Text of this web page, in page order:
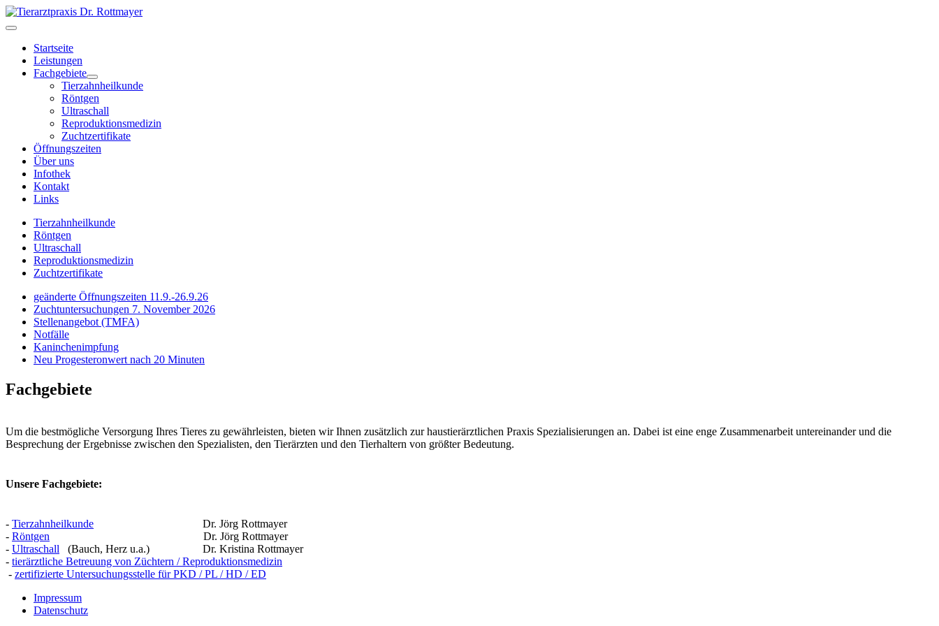
Startseite
Leistungen
Fachgebiete
Tierzahnheilkunde
Röntgen
Ultraschall
Reproduktionsmedizin
Zuchtzertifikate
Öffnungszeiten
Über uns
Infothek
Kontakt
Links
Tierzahnheilkunde
Röntgen
Ultraschall
Reproduktionsmedizin
Zuchtzertifikate
geänderte Öffnungszeiten 11.9.-26.9.26
Zuchtuntersuchungen 7. November 2026
Stellenangebot (TMFA)
Notfälle
Kaninchenimpfung
Neu Progesteronwert nach 20 Minuten
Fachgebiete
Um die bestmögliche Versorgung Ihres Tieres zu gewährleisten, bieten wir Ihnen zusätzlich zur haustierärztlichen Praxis Spezialisierungen an. Dabei ist eine enge Zusammenarbeit untereinander und die
Besprechung der Ergebnisse zwischen den Spezialisten, den Tierärzten und den Tierhaltern von größter Bedeutung.
Unsere Fachgebiete:
- Tierzahnheilkunde Dr. Jörg Rottmayer
- Röntgen Dr. Jörg Rottmayer
- Ultraschall (Bauch, Herz u.a.) Dr. Kristina Rottmayer
- tierärztliche Betreuung von Züchtern / Reproduktionsmedizin
- zertifizierte Untersuchungsstelle für PKD / PL / HD / ED
Impressum
Datenschutz